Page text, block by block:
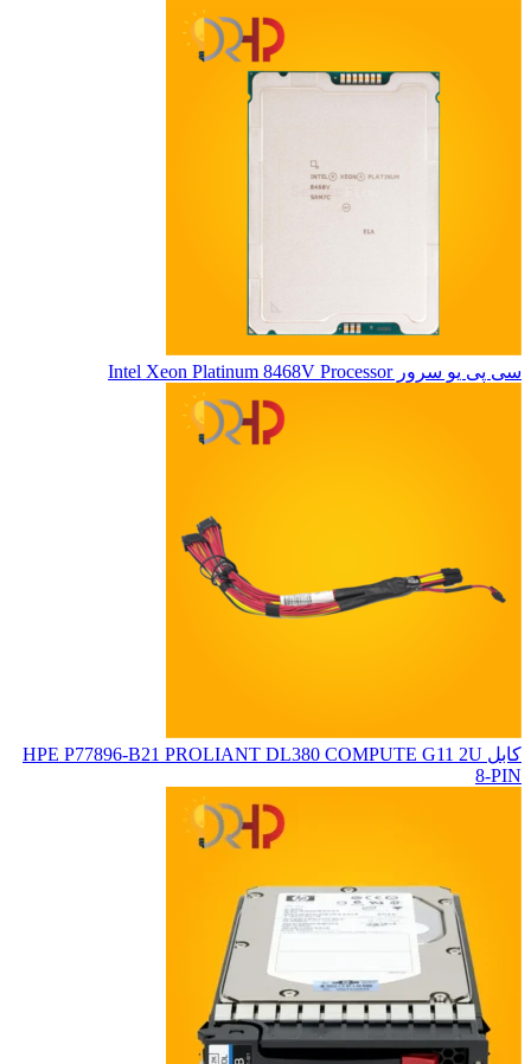
سی پی یو سرور Intel Xeon Platinum 8468V Processor
کابل HPE P77896-B21 PROLIANT DL380 COMPUTE G11 2U
8-PIN